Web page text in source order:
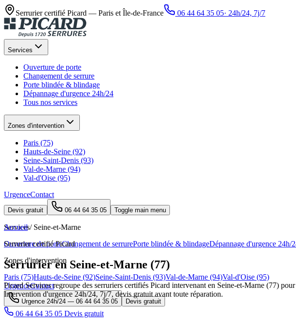
Serrurier certifié Picard — Paris et Île-de-France 06 44 64 35 05· 24h/24, 7j/7
Services
Ouverture de porte
Changement de serrure
Porte blindée & blindage
Dépannage d'urgence 24h/24
Tous nos services
Zones d'intervention
Paris (75)
Hauts-de-Seine (92)
Seine-Saint-Denis (93)
Val-de-Marne (94)
Val-d'Oise (95)
UrgenceContact
Devis gratuit 06 44 64 35 05 Toggle main menu
Services
Ouverture de porteChangement de serrurePorte blindée & blindageDépannage d'urgence 24h/
Zones d'intervention
Paris (75)Hauts-de-Seine (92)Seine-Saint-Denis (93)Val-de-Marne (94)Val-d'Oise (95)
UrgenceContact
Urgence 24h/24 — 06 44 64 35 05 Devis gratuit
Accueil / Seine-et-Marne
Serrurier certifié Picard
Serrurier en Seine-et-Marne (77)
Picard Services regroupe des serruriers certifiés Picard intervenant en Seine-et-Marne (77)
Intervention d'urgence 24h/24, 7j/7, devis gratuit avant toute réparation.
06 44 64 35 05 Devis gratuit